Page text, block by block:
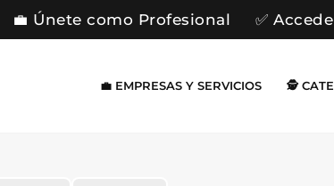
💼 Únete como Profesional ✅
💼 EMPRESAS Y SERVICIOS 🕵️